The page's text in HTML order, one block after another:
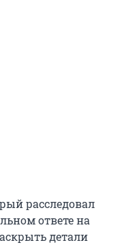
расследовал
ответе на
детали